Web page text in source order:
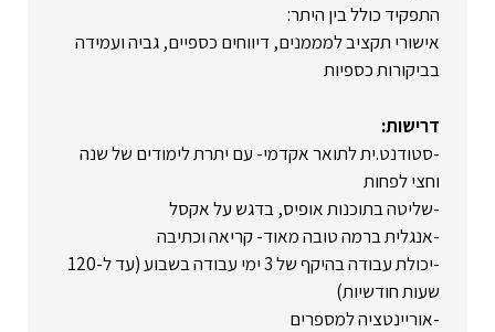
התפקיד כולל בין היתר:
אישורי תקציב למממנים, דיווחים כספיים, גביה ועמידה
בביקורות כספיות
דרישות:
-סטודנט.ית לתואר אקדמי- עם יתרת לימודים של שנה
וחצי לפחות
-שליטה בתוכנות אופיס, בדגש על אקסל
-אנגלית ברמה טובה מאוד- קריאה וכתיבה
-יכולת עבודה בהיקף של 3 ימי עבודה בשבוע (עד ל-120
שעות חודשיות)
-אוריינטציה למספרים